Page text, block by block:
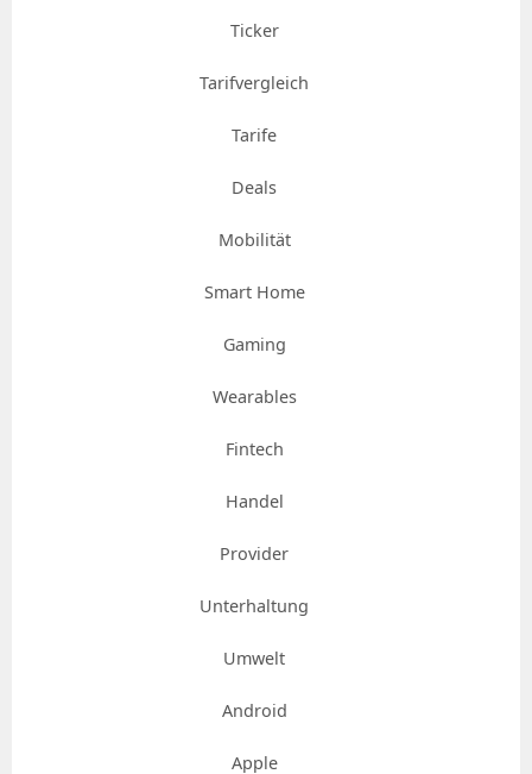
Ticker
Tarifvergleich
Tarife
Deals
Mobilität
Smart Home
Gaming
Wearables
Fintech
Handel
Provider
Unterhaltung
Umwelt
Android
Apple